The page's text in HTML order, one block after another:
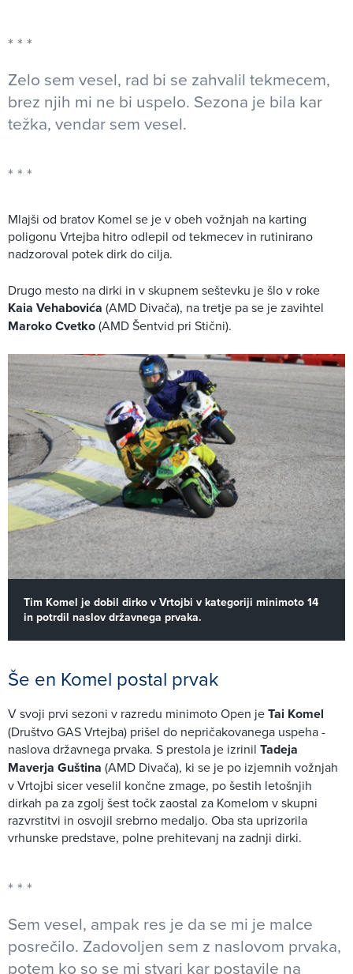
Zelo sem vesel, rad bi se zahvalil tekmecem,
brez njih mi ne bi uspelo. Sezona je bila kar
težka, vendar sem vesel.
Mlajši od bratov Komel se je v obeh vožnjah na karting
poligonu Vrtejba hitro odlepil od tekmecev in rutinirano
nadzoroval potek dirk do cilja.
Drugo mesto na dirki in v skupnem seštevku je šlo v roke
Kaia Vehabovića (AMD Divača), na tretje pa se je zavihtel
Maroko Cvetko(AMD Šentvid pri Stični).
Tim Komel je dobil dirko v Vrtojbi v kategoriji minimoto 14
in potrdil naslov državnega prvaka.
Še en Komel postal prvak
V svoji prvi sezoni v razredu minimoto Open jeTai Komel
(Društvo GAS Vrtejba) prišel do nepričakovanega uspeha -
naslova državnega prvaka. S prestola je izrinil Tadeja
Maverja Guština (AMD Divača), ki se je po izjemnih vožnjah
v Vrtojbi sicer veselil končne zmage, po šestih letošnjih
dirkah pa za zgolj šest točk zaostal za Komelom v skupni
razvrstitvi in osvojil srebrno medaljo. Oba sta uprizorila
vrhunske predstave, polne prehitevanj na zadnji dirki.
Sem vesel, ampak res je da se mi je malce
posrečilo. Zadovoljen sem z naslovom prvaka,
potem ko so se mi stvari kar postavile na